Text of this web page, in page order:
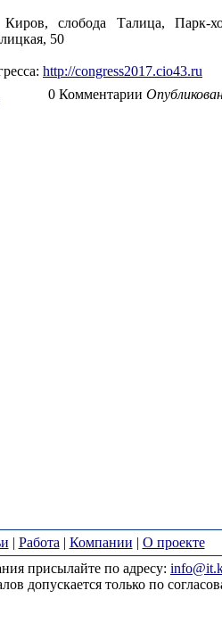
слобода Талица, Парк-
50
http://congress2017.cio43.ru
0 Комментарии
| Работа | Компании | О проекте
присылайте по адресу:
допускается только по